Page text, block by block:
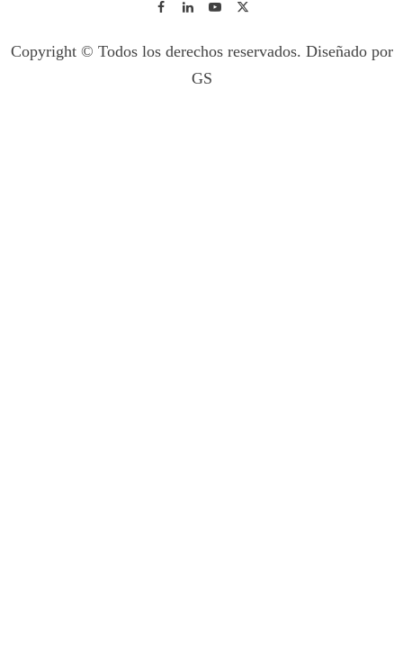
Copyright © Todos los derechos reservados. Diseñado por
GS